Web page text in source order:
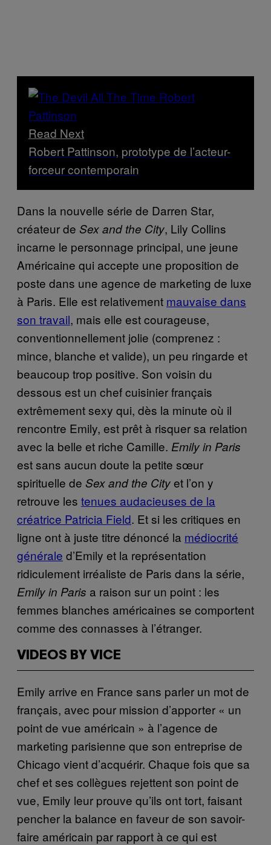
Read Next
Robert Pattinson, prototype de l’acteur-
forceur contemporain
Dans la nouvelle série de Darren Star,
créateur de Sex and the City, Lily Collins
incarne le personnage principal, une jeune
Américaine qui accepte une proposition de
poste dans une agence de marketing de luxe
à Paris. Elle est relativement mauvaise dans
son travail, mais elle est courageuse,
conventionnellement jolie (comprenez :
mince, blanche et valide), un peu ringarde et
beaucoup trop positive. Son voisin du
dessous est un chef cuisinier français
extrêmement sexy qui, dès la minute où il
rencontre Emily, est prêt à risquer sa relation
avec la belle et riche Camille. Emily in Paris
est sans aucun doute la petite sœur
spirituelle de Sex and the Cityet l’on y
retrouve les tenues audacieuses de la
créatrice Patricia Field. Et si les critiques en
ligne ont à juste titre dénoncé la médiocrité
générale d’Emily et la représentation
ridiculement irréaliste de Paris dans la série,
Emily in Paris a raison sur un point : les
femmes blanches américaines se comportent
comme des connasses à l’étranger.
VIDEOS BY VICE
Emily arrive en France sans parler un mot de
français, avec pour mission d’apporter « un
point de vue américain » à l’agence de
marketing parisienne que son entreprise de
Chicago vient d’acquérir. Chaque fois que sa
chef et ses collègues rejettent son point de
vue, Emily leur prouve qu’ils ont tort, faisant
pencher la balance en faveur de son savoir-
faire américain par rapport à ce qui est